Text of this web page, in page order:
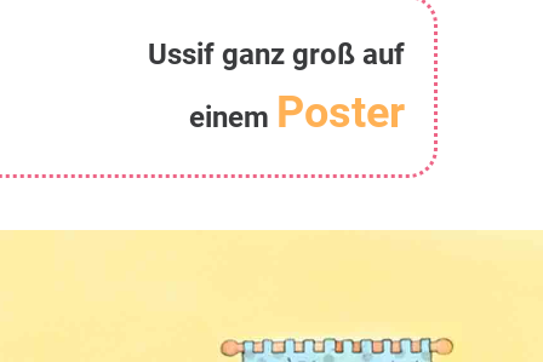
Ussif ganz groß auf
einem Poster